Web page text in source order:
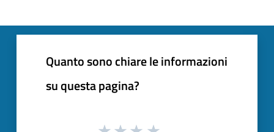
Quanto sono chiare le informazioni
su questa pagina?